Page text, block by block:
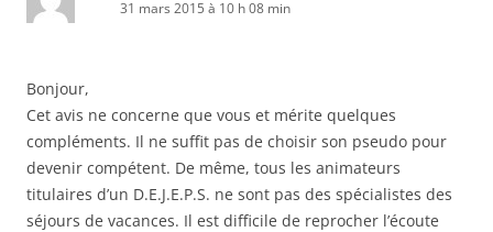
31 mars 2015 à 10 h 08 min
Bonjour,
Cet avis ne concerne que vous et mérite quelques
compléments. Il ne suffit pas de choisir son pseudo pour
devenir compétent. De même, tous les animateurs
titulaires d’un D.E.J.E.P.S. ne sont pas des spécialistes des
séjours de vacances. Il est difficile de reprocher l’écoute